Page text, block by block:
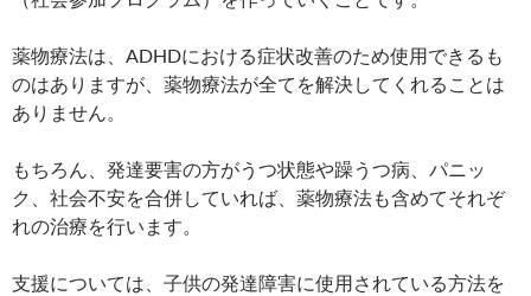
薬物療法は、ADHDにおける症状改善のため使用できるも
のはありますが、薬物療法が全てを解決してくれることは
ありません。
もちろん、発達要害の方がうつ状態や躁うつ病、パニッ
ク、社会不安を合併していれば、薬物療法も含めてそれぞ
れの治療を行います。
支援については、子供の発達障害に使用されている方法を